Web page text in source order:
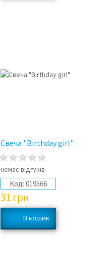
Свеча "Birthday girl"
немає відгуків
Код: 019566
31 грн